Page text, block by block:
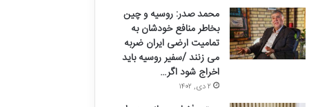
محمد صدر: روسیه و چین
بخاطر منافع خودشان به
تمامیت ارضی ایران ضربه
می زنند /سفیر روسیه باید
اخراج شود اگر…
۲ دی, ۱۴۰۲